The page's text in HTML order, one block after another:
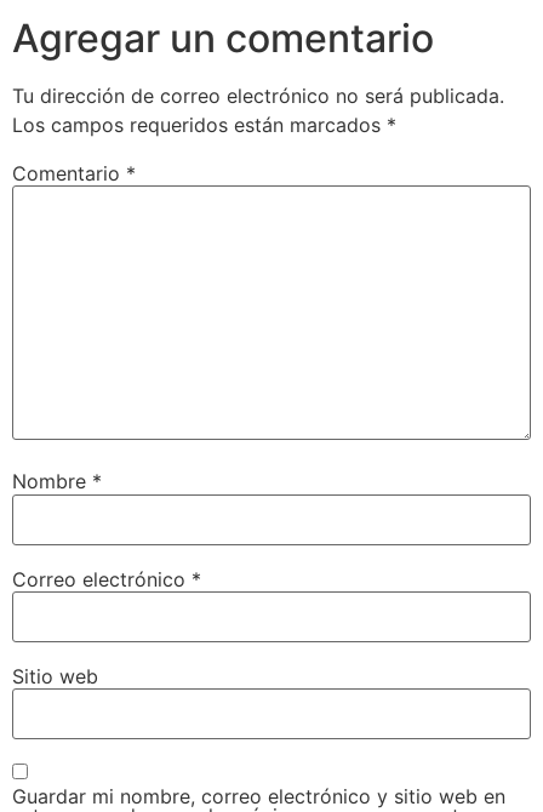
Agregar un comentario
Tu dirección de correo electrónico no será publicada.
Los campos requeridos están marcados *
Comentario *
Nombre *
Correo electrónico *
Sitio web
Guardar mi nombre, correo electrónico y sitio web en